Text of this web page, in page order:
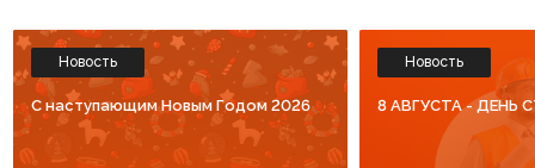
Новость
C наступающим Новым Годом 2026
Новость
8 АВГУСТА - ДЕНЬ